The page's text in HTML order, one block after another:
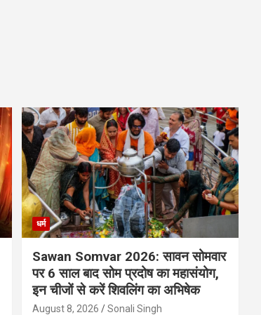
धर्म
Sawan Somvar 2026: सावन सोमवार
पर 6 साल बाद सोम प्रदोष का महासंयोग,
इन चीजों से करें शिवलिंग का अभिषेक
August 8, 2026 Sonali Singh